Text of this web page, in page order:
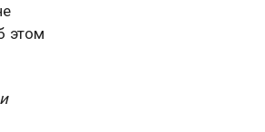
этом